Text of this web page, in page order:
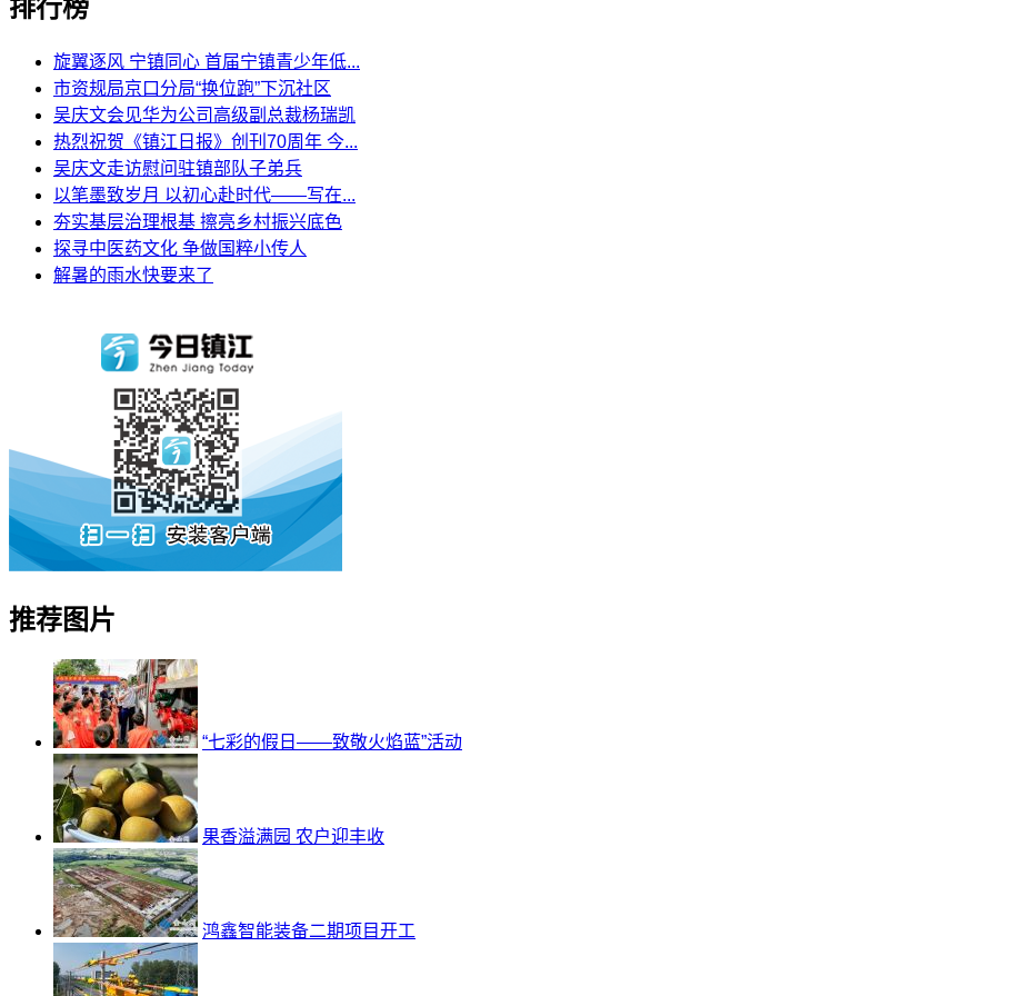
排行榜
旋翼逐风 宁镇同心 首届宁镇青少年低...
市资规局京口分局“换位跑”下沉社区
吴庆文会见华为公司高级副总裁杨瑞凯
热烈祝贺《镇江日报》创刊70周年 今...
吴庆文走访慰问驻镇部队子弟兵
以笔墨致岁月 以初心赴时代——写在...
夯实基层治理根基 擦亮乡村振兴底色
探寻中医药文化 争做国粹小传人
解暑的雨水快要来了
推荐图片
“七彩的假日——致敬火焰蓝”活动
果香溢满园 农户迎丰收
鸿鑫智能装备二期项目开工